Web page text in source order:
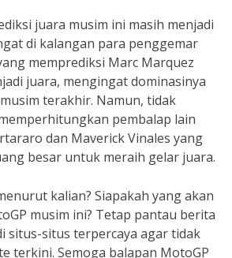
juara musim ini masih menjadi
di kalangan para penggemar
memprediksi Marc Marquez
juara, mengingat dominasinya
terakhir. Namun, tidak
pembalap lain
dan Maverick Vinales yang
besar untuk meraih gelar juara.
kalian? Siapakah yang akan
musim ini? Tetap pantau berita
situs-situs terpercaya agar tidak
terkini. Semoga balapan MotoGP